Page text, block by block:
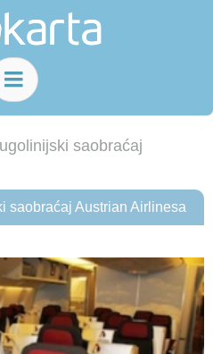
saobraćaj
saobraćaj Austrian Airlinesa